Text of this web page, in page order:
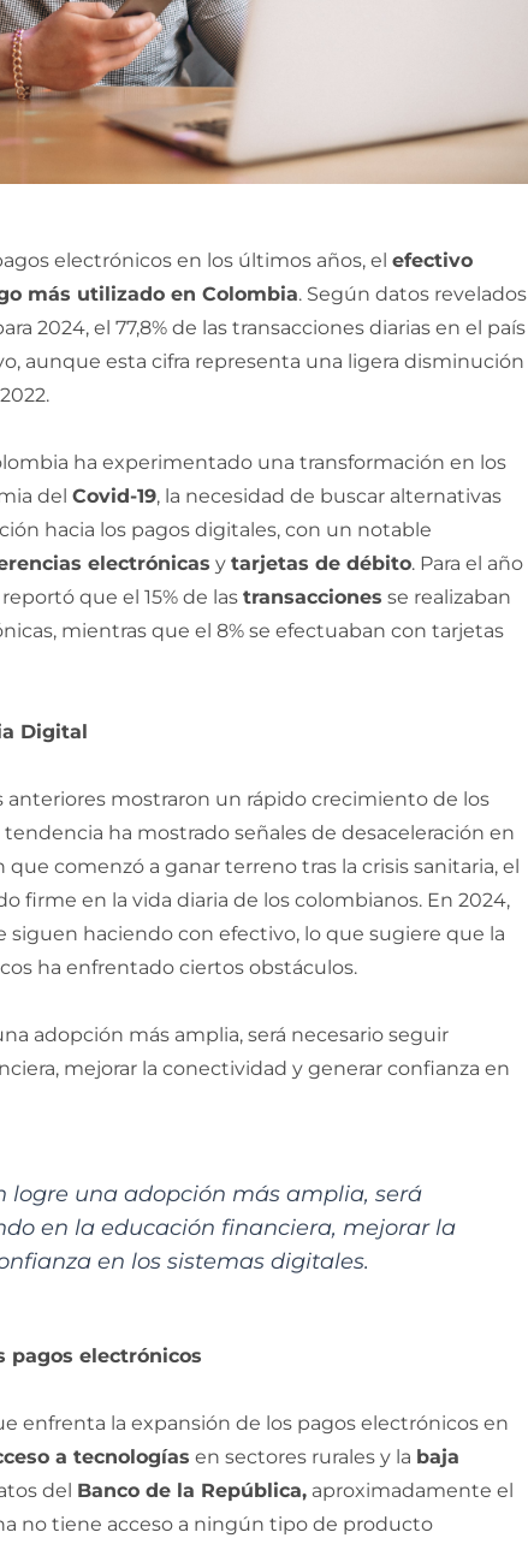
electrónicos en los últimos años, el efectivo
más utilizado en Colombia. Según datos revelados
2024, el 77,8% de las transacciones diarias en el país
aunque esta cifra representa una ligera disminución
ha experimentado una transformación en los
del Covid-19, la necesidad de buscar alternativas
hacia los pagos digitales, con un notable
electrónicas y tarjetas de débito. Para el año
reportó que el 15% de las transacciones se realizaban
mientras que el 8% se efectuaban con tarjetas
Digital
anteriores mostraron un rápido crecimiento de los
ha mostrado señales de desaceleración en
que comenzó a ganar terreno tras la crisis sanitaria, el
firme en la vida diaria de los colombianos. En 2024,
siguen haciendo con efectivo, lo que sugiere que la
ha enfrentado ciertos obstáculos.
adopción más amplia, será necesario seguir
mejorar la conectividad y generar confianza en
logre una adopción más amplia, será
en la educación financiera, mejorar la
en los sistemas digitales.
pagos electrónicos
enfrenta la expansión de los pagos electrónicos en
a tecnologías en sectores rurales y la baja
del Banco de la República,aproximadamente el
no tiene acceso a ningún tipo de producto